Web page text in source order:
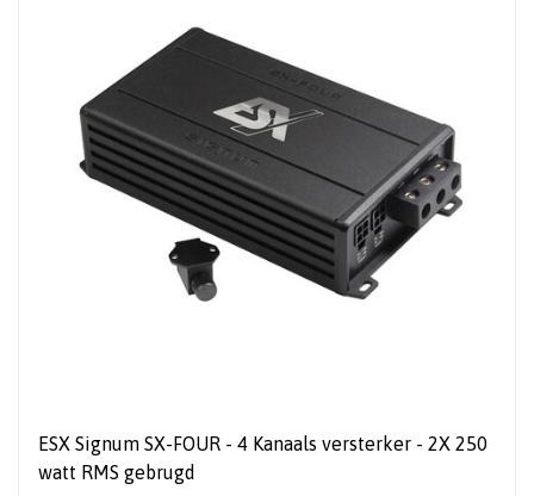
ESX Signum SX-FOUR - 4 Kanaals versterker - 2X 250
watt RMS gebrugd